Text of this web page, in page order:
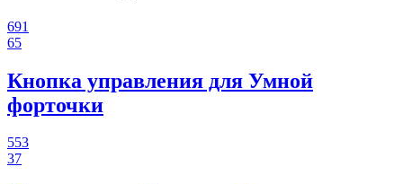
691
65
Кнопка управления для Умной
форточки
553
37